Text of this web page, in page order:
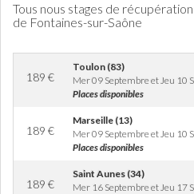
Tous nous stages de
de Fontaines-sur-Saône
189 €
Toulon (83)
Mer 09 Septembre et Jeu 10
Places disponibles
189 €
Marseille (13)
Mer 09 Septembre et Jeu 10
Places disponibles
189 €
Saint Aunes (34)
Mer 16 Septembre et Jeu 17